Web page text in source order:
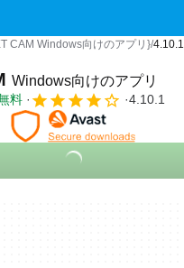
CAM Windows向けのアプリ} 4.10.1
Windows向けのアプリ
料 4.10.1